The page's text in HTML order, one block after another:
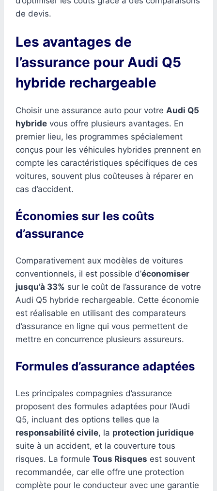
de devis.
Les avantages de
l’assurance pour Audi Q5
hybride rechargeable
Choisir une assurance auto pour votre Audi Q5
hybride vous offre plusieurs avantages. En
premier lieu, les programmes spécialement
conçus pour les véhicules hybrides prennent en
compte les caractéristiques spécifiques de ces
voitures, souvent plus coûteuses à réparer en
cas d’accident.
Économies sur les coûts
d’assurance
Comparativement aux modèles de voitures
conventionnels, il est possible d’économiser
jusqu’à 33% sur le coût de l’assurance de votre
Audi Q5 hybride rechargeable. Cette économie
est réalisable en utilisant des comparateurs
d’assurance en ligne qui vous permettent de
mettre en concurrence plusieurs assureurs.
Formules d’assurance adaptées
Les principales compagnies d’assurance
proposent des formules adaptées pour l’Audi
Q5, incluant des options telles que la
responsabilité civile, la protection juridique
suite à un accident, et la couverture tous
risques. La formule Tous Risques est souvent
recommandée, car elle offre une protection
complète pour le conducteur avec une garantie